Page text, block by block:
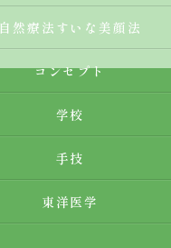
自然療法すいな美顔法
コンセプト
学校
手技
東洋医学